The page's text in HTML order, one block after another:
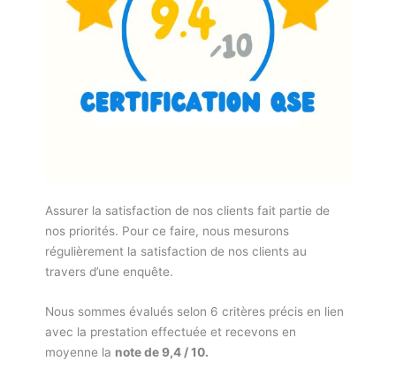
Assurer la satisfaction de nos clients fait partie de
nos priorités. Pour ce faire, nous mesurons
régulièrement la satisfaction de nos clients au
travers d’une enquête.
Nous sommes évalués selon 6 critères précis en lien
avec la prestation effectuée et recevons en
moyenne la note de 9,4 / 10.